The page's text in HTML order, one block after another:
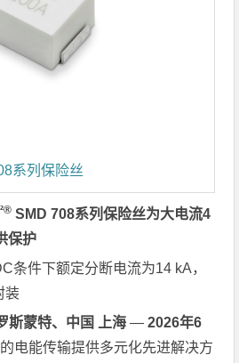
系列保险丝
²® SMD 708系列保险丝为大电流4
保护
条件下额定分断电流为14 kA，
装
斯蒙特、中国 上海— 2026年6
电能传输提供多元化先进解决方